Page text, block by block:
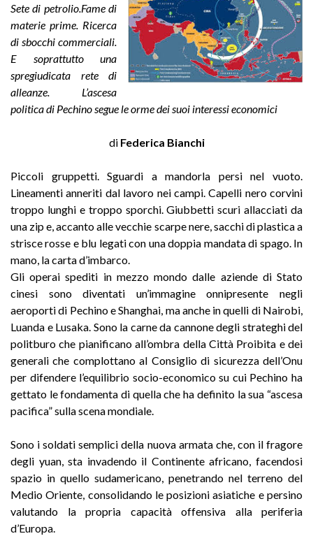
Sete di petrolio.Fame di
materie prime. Ricerca
di sbocchi commerciali.
E soprattutto una
spregiudicata rete di
alleanze. L’ascesa
politica di Pechino segue le orme dei suoi interessi economici
di Federica Bianchi
Piccoli gruppetti. Sguardi a mandorla persi nel vuoto.
Lineamenti anneriti dal lavoro nei campi. Capelli nero corvini
troppo lunghi e troppo sporchi. Giubbetti scuri allacciati da
una zip e, accanto alle vecchie scarpe nere, sacchi di plastica a
strisce rosse e blu legati con una doppia mandata di spago. In
mano, la carta d’imbarco.
Gli operai spediti in mezzo mondo dalle aziende di Stato
cinesi sono diventati un’immagine onnipresente negli
aeroporti di Pechino e Shanghai, ma anche in quelli di Nairobi,
Luanda e Lusaka. Sono la carne da cannone degli strateghi del
politburo che pianificano all’ombra della Città Proibita e dei
generali che complottano al Consiglio di sicurezza dell’Onu
per difendere l’equilibrio socio-economico su cui Pechino ha
gettato le fondamenta di quella che ha definito la sua “ascesa
pacifica” sulla scena mondiale.
Sono i soldati semplici della nuova armata che, con il fragore
degli yuan, sta invadendo il Continente africano, facendosi
spazio in quello sudamericano, penetrando nel terreno del
Medio Oriente, consolidando le posizioni asiatiche e persino
valutando la propria capacità offensiva alla periferia
d’Europa.